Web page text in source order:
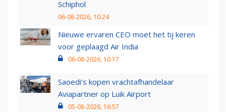
Schiphol
06-08-2026, 10:24
Nieuwe ervaren CEO moet het tij keren
voor geplaagd Air India
06-08-2026, 10:17
Saoedi’s kopen vrachtafhandelaar
Aviapartner op Luik Airport
05-08-2026, 16:57